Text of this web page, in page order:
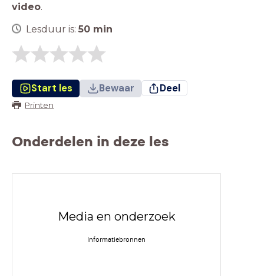
video.
Lesduur is: 50 min
Start les Bewaar Deel
Printen
Onderdelen in deze les
Media en onderzoek
Informatiebronnen